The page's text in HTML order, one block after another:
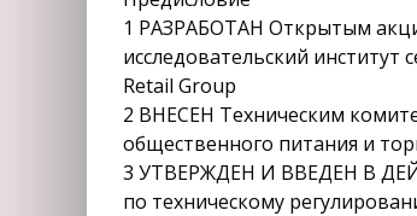
1 РАЗРАБОТАН Открытым
исследовательский
Retail Group
2 ВНЕСЕН Техническим
общественного питания и
3 УТВЕРЖДЕН И ВВЕДЕН В
по техническому